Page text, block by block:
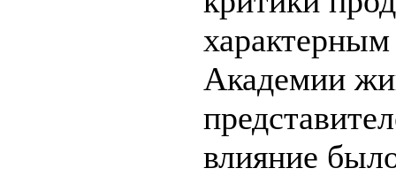
Академии
влияние